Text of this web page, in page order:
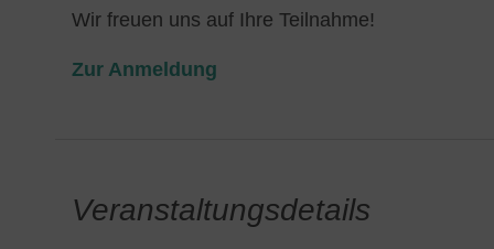
Wir freuen uns auf Ihre Teilnahme!
Zur Anmeldung
Veranstaltungsdetails